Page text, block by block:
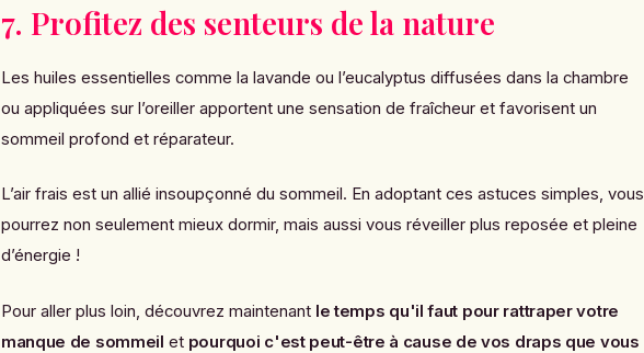
7. Profitez des senteurs de la nature
Les huiles essentielles comme la lavande ou l’eucalyptus diffusées dans la chambre
ou appliquées sur l’oreiller apportent une sensation de fraîcheur et favorisent un
sommeil profond et réparateur.
L’air frais est un allié insoupçonné du sommeil. En adoptant ces astuces simples, vous
pourrez non seulement mieux dormir, mais aussi vous réveiller plus reposée et pleine
d’énergie !
Pour aller plus loin, découvrez maintenant le temps qu'il faut pour rattraper votre
manque de sommeil et pourquoi c'est peut-être à cause de vos draps que vous